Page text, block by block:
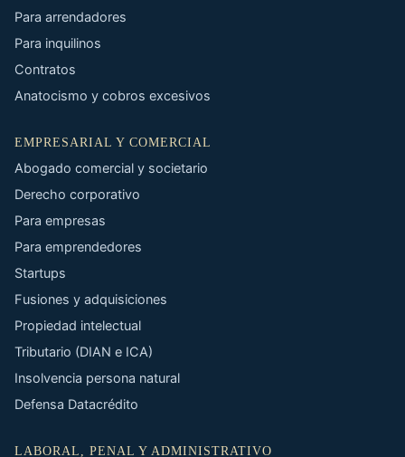
Para arrendadores
Para inquilinos
Contratos
Anatocismo y cobros excesivos
EMPRESARIAL Y COMERCIAL
Abogado comercial y societario
Derecho corporativo
Para empresas
Para emprendedores
Startups
Fusiones y adquisiciones
Propiedad intelectual
Tributario (DIAN e ICA)
Insolvencia persona natural
Defensa Datacrédito
LABORAL, PENAL Y ADMINISTRATIVO